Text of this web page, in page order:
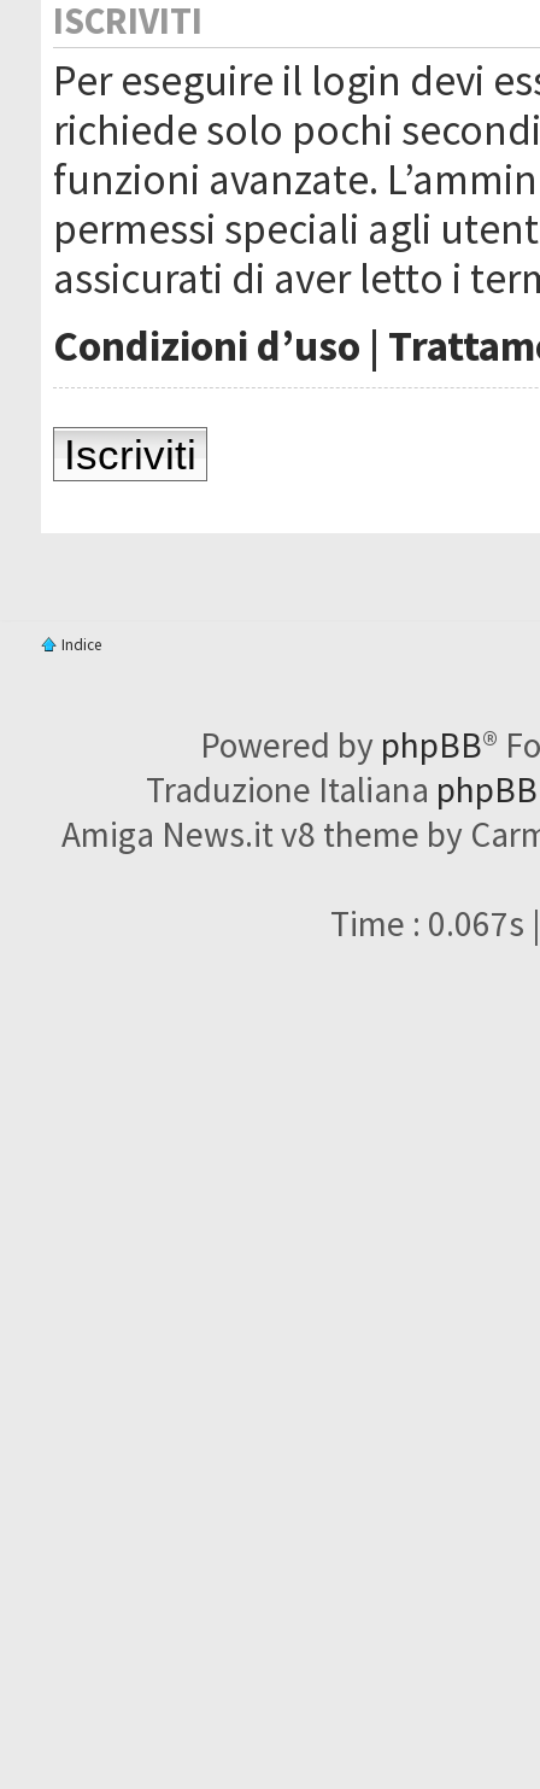
ISCRIVITI
Per eseguire il login devi
richiede solo pochi
funzioni avanzate.
permessi speciali agli
assicurati di aver letto i
Condizioni d’uso |
Iscriviti
Indice
Powered by phpBB®
Traduzione Italiana
Amiga News.it v8 theme by
Time : 0.067s